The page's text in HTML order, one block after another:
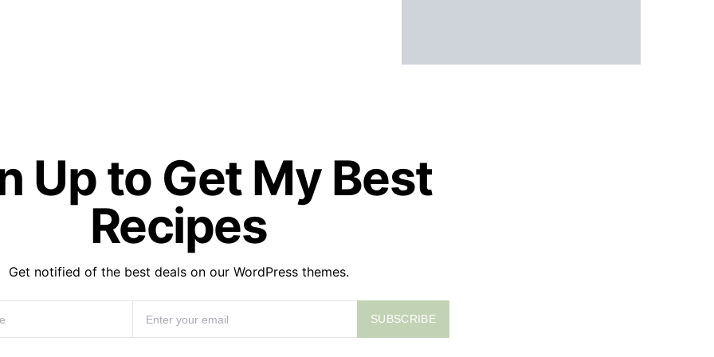
Up to Get My Best
Recipes
Get notified of the best deals on our WordPress themes.
SUBSCRIBE